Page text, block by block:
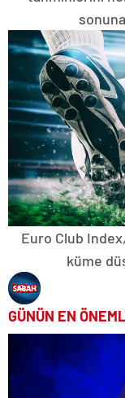
Euro Club
küme
GÜNÜN EN